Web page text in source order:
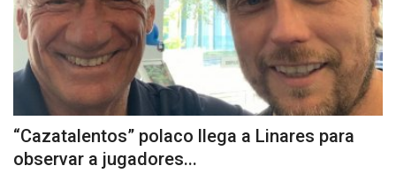
“Cazatalentos” polaco llega a Linares para
observar a jugadores...